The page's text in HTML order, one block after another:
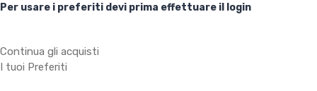
Per usare i preferiti devi prima effettuare il login
Continua gli acquisti
I tuoi Preferiti